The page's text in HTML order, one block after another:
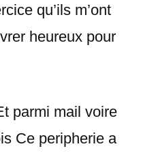
qu’ils m’ont
heureux pour
parmi mail voire
Ce peripherie a